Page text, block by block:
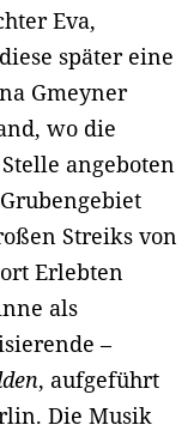
Eva,
später eine
Gmeyner
wo die
angeboten
Streiks von
Erlebten
als
–
, aufgeführt
Die Musik